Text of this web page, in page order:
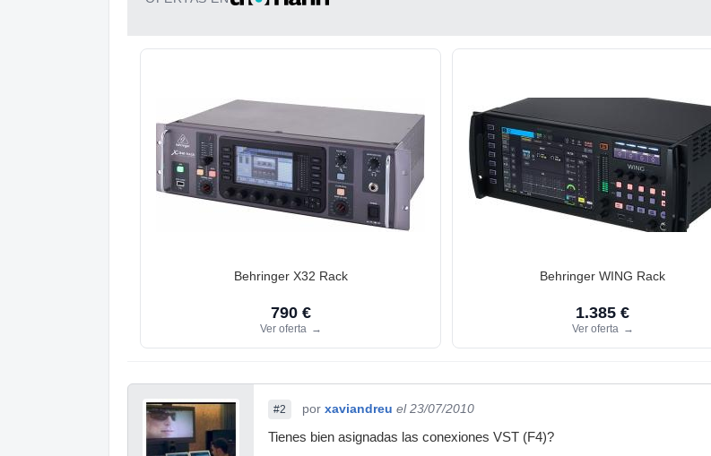
Behringer X32 Rack
790 €
Ver oferta →
Behringer WING Rack
1.385 €
Ver oferta →
#2 por xaviandreu el 23/07/2010
Tienes bien asignadas las conexiones VST (F4)?